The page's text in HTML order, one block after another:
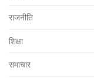
राजनीति
शिक्षा
समाचार